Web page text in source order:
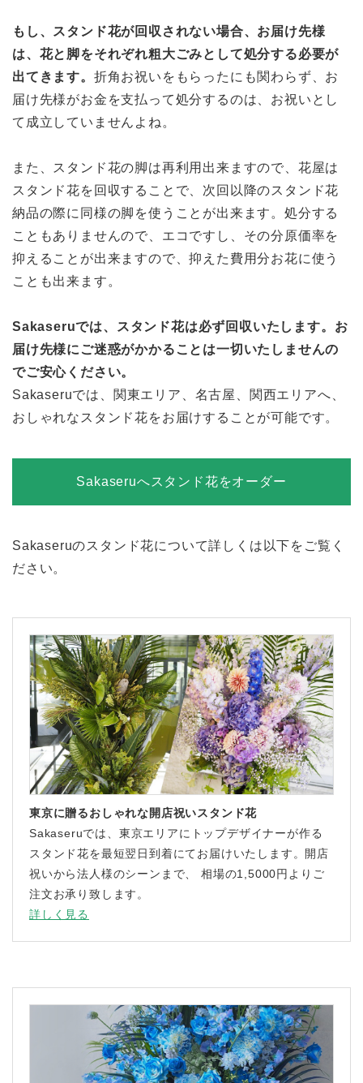
もし、スタンド花が回収されない場合、お届け先様
は、花と脚をそれぞれ粗大ごみとして処分する必要が
出てきます。 折角お祝いをもらったにも関わらず、お
届け先様がお金を支払って処分するのは、お祝いとし
て成立していませんよね。
また、スタンド花の脚は再利用出来ますので、花屋は
スタンド花を回収することで、次回以降のスタンド花
納品の際に同様の脚を使うことが出来ます。処分する
こともありませんので、エコですし、その分原価率を
抑えることが出来ますので、抑えた費用分お花に使う
ことも出来ます。
Sakaseruでは、スタンド花は必ず回収いたします。お
届け先様にご迷惑がかかることは一切いたしませんの
でご安心ください。
Sakaseruでは、関東エリア、名古屋、関西エリアへ、
おしゃれなスタンド花をお届けすることが可能です。
Sakaseruへスタンド花をオーダー
Sakaseruのスタンド花について詳しくは以下をご覧く
ださい。
東京に贈るおしゃれな開店祝いスタンド花
Sakaseruでは、東京エリアにトップデザイナーが作る
スタンド花を最短翌日到着にてお届けいたします。開店
祝いから法人様のシーンまで、 相場の1,5000円よりご
注文お承り致します。
詳しく見る